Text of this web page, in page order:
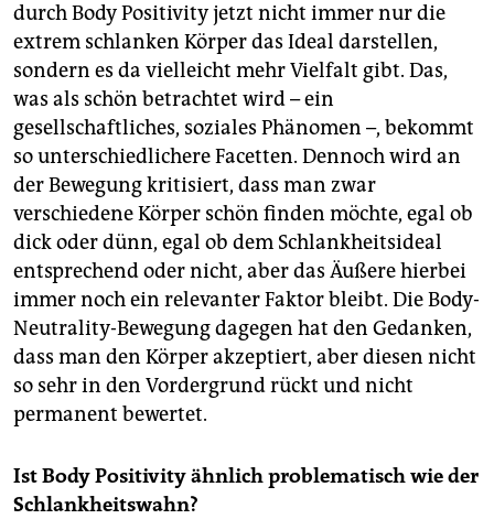
durch Body Positivity jetzt nicht immer nur die
extrem schlanken Körper das Ideal darstellen,
sondern es da vielleicht mehr Vielfalt gibt. Das,
was als schön betrachtet wird – ein
gesellschaftliches, soziales Phänomen –, bekommt
so unterschiedlichere Facetten. Dennoch wird an
der Bewegung kritisiert, dass man zwar
verschiedene Körper schön finden möchte, egal ob
dick oder dünn, egal ob dem Schlankheitsideal
entsprechend oder nicht, aber das Äußere hierbei
immer noch ein relevanter Faktor bleibt. Die Body-
Neutrality-Bewegung dagegen hat den Gedanken,
dass man den Körper akzeptiert, aber diesen nicht
so sehr in den Vordergrund rückt und nicht
permanent bewertet.
Ist Body Positivity ähnlich problematisch wie der
Schlankheitswahn?